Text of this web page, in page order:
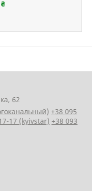
₴
62
+38 095
17 (kyivstar) +38 093